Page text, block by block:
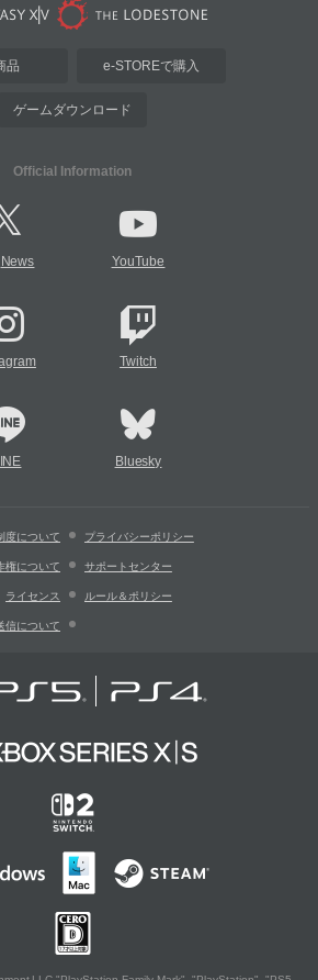
品 e-STOREで購入
ゲームダウンロード
Official Information
News YouTube
Twitch
Bluesky
度について プライバシーポリシー
権について サポートセンター
ライセンス ルール＆ポリシー
信について